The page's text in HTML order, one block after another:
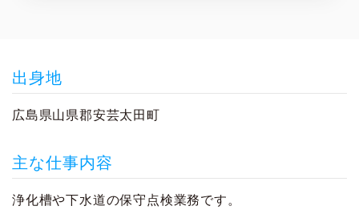
出身地
広島県山県郡安芸太田町
主な仕事内容
浄化槽や下水道の保守点検業務です。